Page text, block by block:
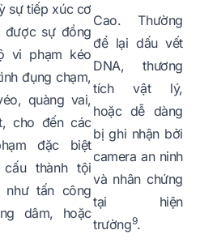
sự tiếp xúc cơ
được sự đồng
vi phạm kéo
đụng chạm,
quàng vai,
cho đến các
đặc biệt
cấu thành tội
như tấn công
dâm, hoặc
Cao. Thường
để lại dấu vết
DNA, thương
tích vật lý,
hoặc dễ dàng
bị ghi nhận bởi
camera an ninh
và nhân chứng
tại hiện
trường9.